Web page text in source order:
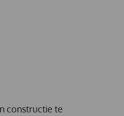
constructie te